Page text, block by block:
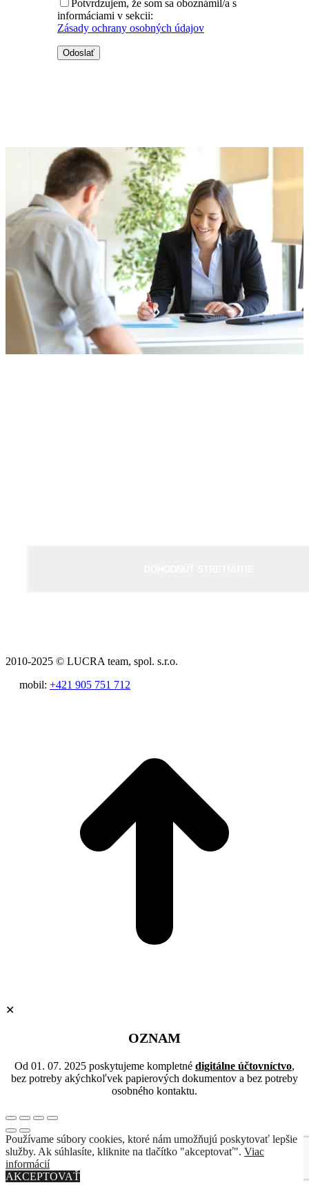
Potvrdzujem, že som sa oboznámil/a s
informáciami v sekcii:
Zásady ochrany osobných údajov
2010-2025 © LUCRA team, spol. s.r.o.
mobil: +421 905 751 712
✕
OZNAM
Od 01. 07. 2025 poskytujeme kompletné digitálne účtovníctvo,
bez potreby akýchkoľvek papierových dokumentov a bez potreby
osobného kontaktu.
Používame súbory cookies, ktoré nám umožňujú poskytovať lepšie
služby. Ak súhlasíte, kliknite na tlačítko "akceptovať". Viac
informácií
AKCEPTOVAŤ